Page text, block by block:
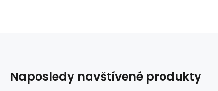
Naposledy navštívené produkty